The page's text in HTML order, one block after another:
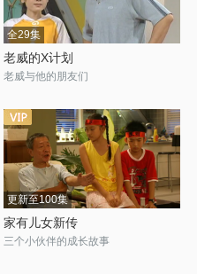
全29集
老威的X计划
老威与他的朋友们
更新至100集
家有儿女新传
三个小伙伴的成长故事